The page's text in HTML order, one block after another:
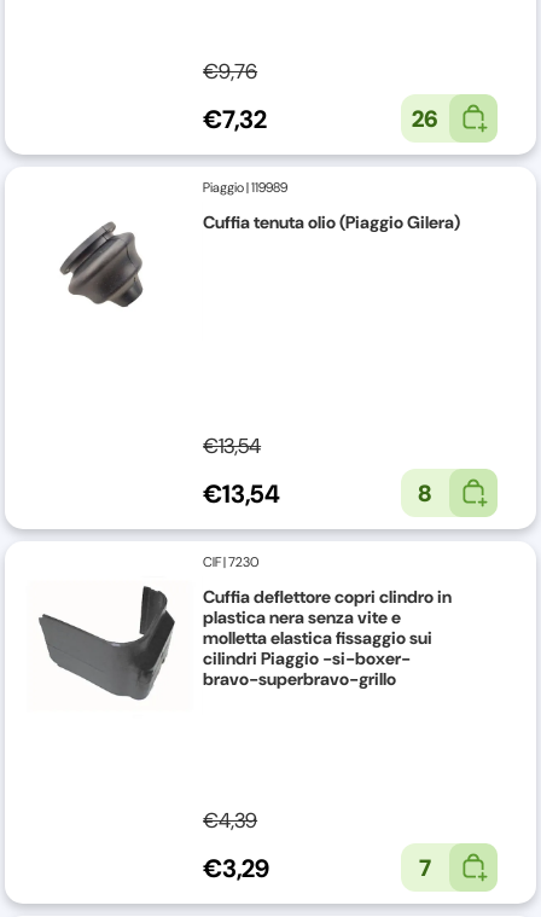
€9,76
€7,32 26
Piaggio|119989
Cuffia tenuta olio (Piaggio Gilera)
€13,54
€13,54 8
CIF|7230
Cuffia deflettore copri clindro in
plastica nera senza vite e
molletta elastica fissaggio sui
cilindri Piaggio -si-boxer-
bravo-superbravo-grillo
€4,39
€3,29 7